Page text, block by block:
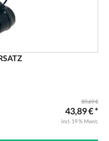
89,69 €
43,89 € *
incl. 19 % Mwst.